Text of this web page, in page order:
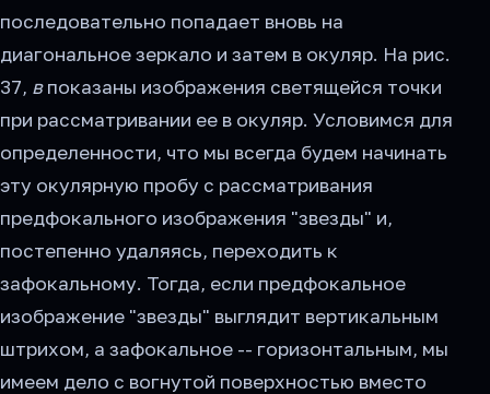
последовательно попадает вновь на
диагональное зеркало и затем в окуляр. На рис.
37, впоказаны изображения светящейся точки
при рассматривании ее в окуляр. Условимся для
определенности, что мы всегда будем начинать
эту окулярную пробу с рассматривания
предфокального изображения "звезды" и,
постепенно удаляясь, переходить к
зафокальному. Тогда, если предфокальное
изображение "звезды" выглядит вертикальным
штрихом, а зафокальное -- горизонтальным, мы
имеем дело с вогнутой поверхностью вместо